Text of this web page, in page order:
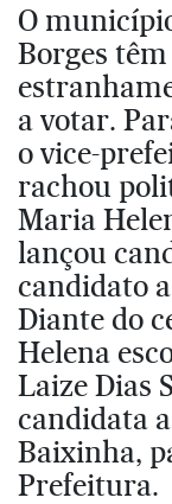
O
Borges
a votar.
o vice-
rachou
Maria
lançou
candidato
Diante do
Helena
Laize Dias
candidata
Baixinha,
Prefeitura.